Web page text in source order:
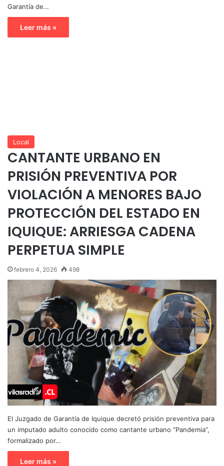
Garantía de…
Leer más »
Local
CANTANTE URBANO EN
PRISIÓN PREVENTIVA POR
VIOLACIÓN A MENORES BAJO
PROTECCIÓN DEL ESTADO EN
IQUIQUE: ARRIESGA CADENA
PERPETUA SIMPLE
febrero 4, 2026 498
El Juzgado de Garantía de Iquique decretó prisión preventiva para
un imputado adulto conocido como cantante urbano “Pandemia”,
formalizado por…
Leer más »